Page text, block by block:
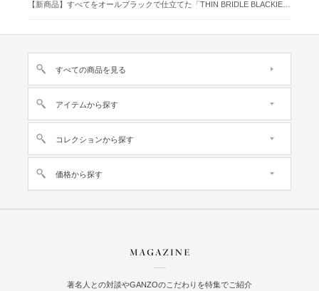
すべての商品を見る
アイテムから探す
コレクションから探す
価格から探す
著名人との対談やGANZOのこだわりを特集でご紹介